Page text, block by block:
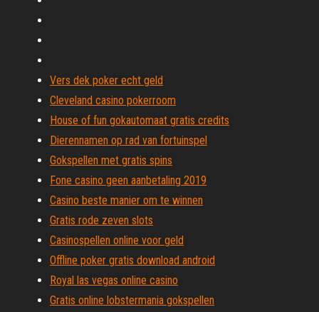
Vers dek poker echt geld
Cleveland casino pokerroom
House of fun gokautomaat gratis credits
Dierennamen op rad van fortuinspel
Gokspellen met gratis spins
Fone casino geen aanbetaling 2019
Casino beste manier om te winnen
Gratis rode zeven slots
Casinospellen online voor geld
Offline poker gratis download android
Royal las vegas online casino
Gratis online lobstermania gokspellen